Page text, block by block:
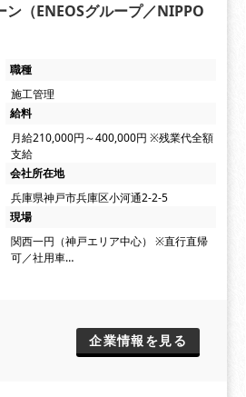
ン（ENEOSグループ／NIPPO
職種
施工管理
給料
月給210,000円～400,000円 ※残業代全額
支給
会社所在地
兵庫県神戸市兵庫区小河通2-2-5
現場
関西一円（神戸エリア中心） ※直行直帰
可／社用車…
企業情報を見る